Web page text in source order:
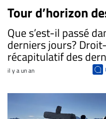
Tour d’horizon
​Que s’est-il passé
derniers jours?
récapitulatif des
il y a un an